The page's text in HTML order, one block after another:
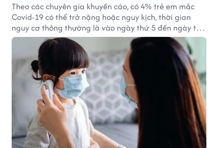
Theo các chuyên gia khuyến cáo, có 4% trẻ em mắc
Covid-19 có thể trở nặng hoặc nguy kịch, thời gian
nguy cơ thông thường là vào ngày thứ 5 đến ngày thứ
8. Các bậc phụ huynh cần báo ngay cho nhân viên y tế
khi thấy trẻ có những dấu hiệu sau.